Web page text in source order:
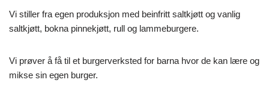
Vi stiller fra egen produksjon med beinfritt saltkjøtt og vanlig
saltkjøtt, bokna pinnekjøtt, rull og lammeburgere.
Vi prøver å få til et burgerverksted for barna hvor de kan lære og
mikse sin egen burger.